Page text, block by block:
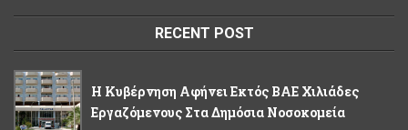
RECENT POST
Η Κυβέρνηση Αφήνει Εκτός ΒΑΕ Χιλιάδες
Εργαζόμενους Στα Δημόσια Νοσοκομεία